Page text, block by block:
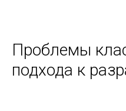
Проблемы
подхода к